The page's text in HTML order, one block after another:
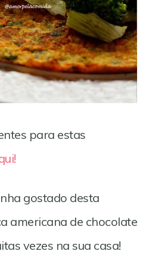
para estas
gostado desta
americana de chocolate
vezes na sua casa!